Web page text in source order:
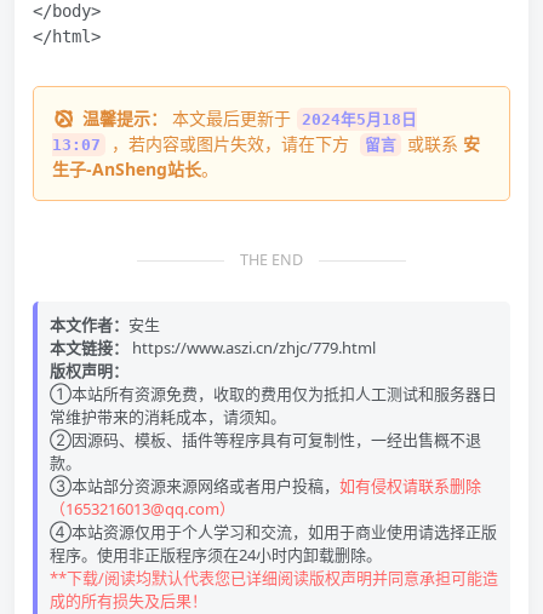
</body>
</html>
温馨提示： 本文最后更新于 2024年5月18日
13:07
，若内容或图片失效，请在下方 留言 或联系 安
生子-AnSheng站长。
THE END
本文作者： 安生
本文链接：
https://www.aszi.cn/zhjc/779.html
版权声明：
①本站所有资源免费，收取的费用仅为抵扣人工测试和服务器日
常维护带来的消耗成本，请须知。
②因源码、模板、插件等程序具有可复制性，一经出售概不退
款。
③本站部分资源来源网络或者用户投稿， 如有侵权请联系删除
（1653216013@qq.com）
④本站资源仅用于个人学习和交流，如用于商业使用请选择正版
程序。使用非正版程序须在24小时内卸载删除。
**下载/阅读均默认代表您已详细阅读版权声明并同意承担可能造
成的所有损失及后果！